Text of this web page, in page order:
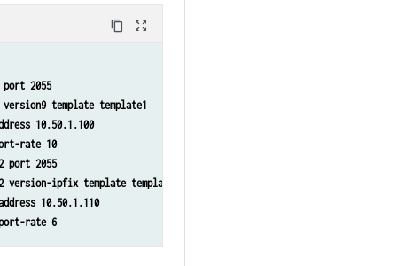
content_copy zoom_out_map
2055
template template1
10.50.1.100
rate 10
port 2055
ipfix template template-v61
10.50.1.110
rate 6